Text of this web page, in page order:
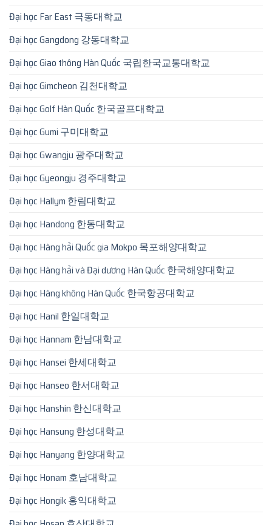
Đại học Far East 극동대학교
Đại học Gangdong 강동대학교
Đại học Giao thông Hàn Quốc 국립한국교통대학교
Đại học Gimcheon 김천대학교
Đại học Golf Hàn Quốc 한국골프대학교
Đại học Gumi 구미대학교
Đại học Gwangju 광주대학교
Đại học Gyeongju 경주대학교
Đại học Hallym 한림대학교
Đại học Handong 한동대학교
Đại học Hàng hải Quốc gia Mokpo 목포해양대학교
Đại học Hàng hải và Đại dương Hàn Quốc 한국해양대학교
Đại học Hàng không Hàn Quốc 한국항공대학교
Đại học Hanil 한일대학교
Đại học Hannam 한남대학교
Đại học Hansei 한세대학교
Đại học Hanseo 한서대학교
Đại học Hanshin 한신대학교
Đại học Hansung 한성대학교
Đại học Hanyang 한양대학교
Đại học Honam 호남대학교
Đại học Hongik 홍익대학교